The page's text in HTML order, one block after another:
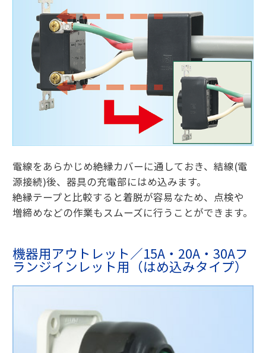
電線をあらかじめ絶縁カバーに通しておき、結線(電
源接続)後、器具の充電部にはめ込みます。
絶縁テープと比較すると着脱が容易なため、点検や
増締めなどの作業もスムーズに行うことができます。
機器用アウトレット／15A・20A・30Aフ
ランジインレット用（はめ込みタイプ）